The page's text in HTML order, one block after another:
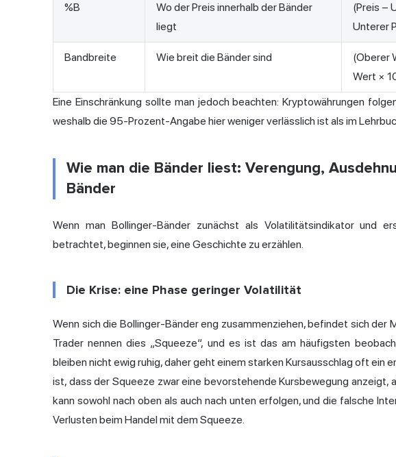
%B
Wo der Preis innerhalb der Bänder
liegt
(Preis −
Unterer
Bandbreite Wie breit die Bänder sind
(Oberer
Wert ×
Eine Einschränkung sollte man jedoch beachten: Kryptowährungen
weshalb die 95-Prozent-Angabe hier weniger verlässlich ist als im
Wie man die Bänder liest: Verengung,
Bänder
Wenn man Bollinger-Bänder zunächst als Volatilitätsindikator und
betrachtet, beginnen sie, eine Geschichte zu erzählen.
Die Krise: eine Phase geringer Volatilität
Wenn sich die Bollinger-Bänder eng zusammenziehen, befindet sich der
Trader nennen dies „Squeeze“, und es ist das am häufigsten
bleiben nicht ewig ruhig, daher geht einem starken Kursausschlag oft ein
ist, dass der Squeeze zwar eine bevorstehende Kursbewegung anzeigt,
kann sowohl nach oben als auch nach unten erfolgen, und die falsche
Verlusten beim Handel mit dem Squeeze.